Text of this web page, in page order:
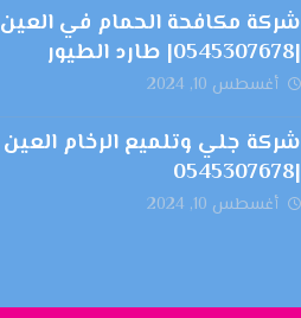
شركة مكافحة الحمام في العين
|0545307678| طارد الطيور
أغسطس 10, 2024
شركة جلي وتلميع الرخام العين
|0545307678
أغسطس 10, 2024